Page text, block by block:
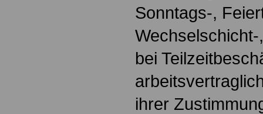
Sonntags-,
bei
ihrer